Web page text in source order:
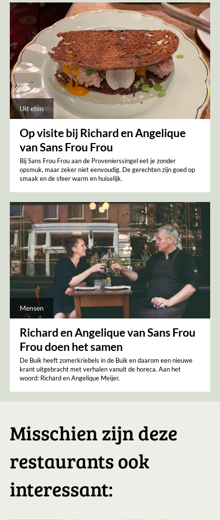
Uit eten
Op visite bij Richard en Angelique
van Sans Frou Frou
Bij Sans Frou Frou aan de Provenierssingel eet je zonder
opsmuk, maar zeker niet eenvoudig. De gerechten zijn goed op
smaak en de sfeer warm en huiselijk.
Mensen
Richard en Angelique van Sans Frou
Frou doen het samen
De Buik heeft zomerkriebels in de Buik en daarom een nieuwe
krant uitgebracht met verhalen vanuit de horeca. Aan het
woord: Richard en Angelique Meijer.
Misschien zijn deze
restaurants ook
interessant: